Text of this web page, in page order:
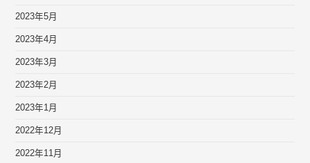
2023年5月
2023年4月
2023年3月
2023年2月
2023年1月
2022年12月
2022年11月